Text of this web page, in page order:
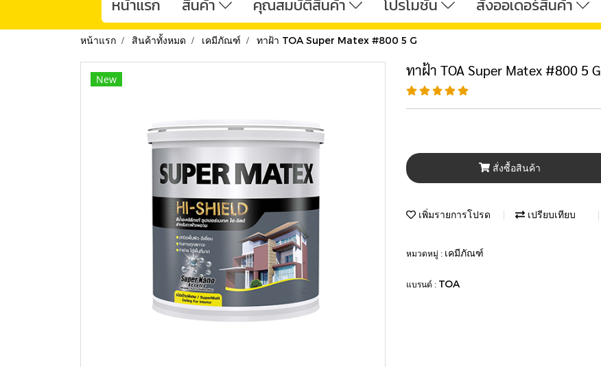
หน้าแรก สินค้า คุณสมบัติสินค้า โปรโมชั่น สั่งออเดอร์สินค้า
หน้าแรก สินค้าทั้งหมด เคมีภัณฑ์ ทาฝ้า TOA Super Matex #800 5 G
New
ทาฝ้า TOA Super Matex #800 5 G
สั่งซื้อสินค้า
เพิ่มรายการโปรด เปรียบเทียบ
หมวดหมู่ : เคมีภัณฑ์
แบรนด์ : TOA